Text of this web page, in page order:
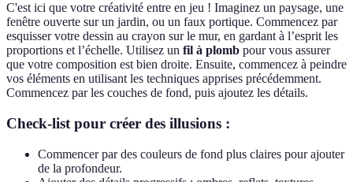
C'est ici que votre créativité entre en jeu ! Imaginez un paysage, une
fenêtre ouverte sur un jardin, ou un faux portique. Commencez par
esquisser votre dessin au crayon sur le mur, en gardant à l’esprit les
proportions et l’échelle. Utilisez un fil à plomb pour vous assurer
que votre composition est bien droite. Ensuite, commencez à peindre
vos éléments en utilisant les techniques apprises précédemment.
Commencez par les couches de fond, puis ajoutez les détails.
Check-list pour créer des illusions :
Commencer par des couleurs de fond plus claires pour ajouter
de la profondeur.